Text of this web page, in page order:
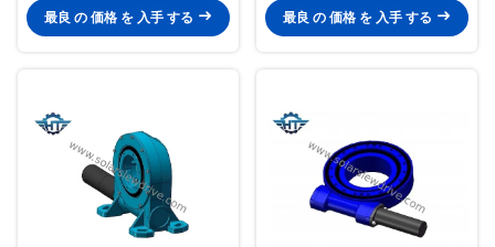
最良 の 価格 を 入手 する
センサー
最良 の 価格 を 入手 する